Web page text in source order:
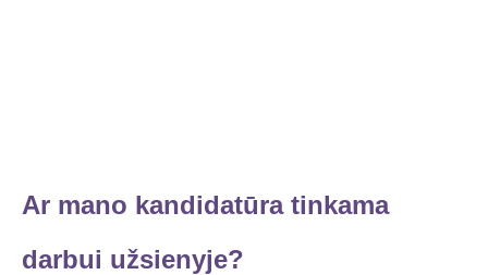
Ar mano kandidatūra tinkama
darbui užsienyje?